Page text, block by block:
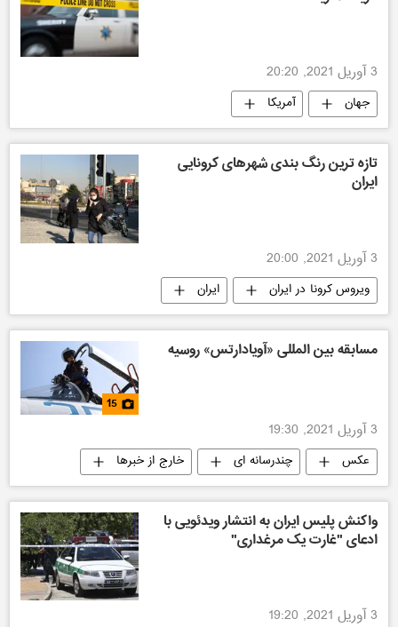
3 آوریل 2021, 20:20
جهان آمریکا
تازه ترین رنگ بندی شهرهای کرونایی
ایران
3 آوریل 2021, 20:00
ویروس کرونا در ایران ایران
مسابقه بین المللی «آویادارتس» روسیه
15
3 آوریل 2021, 19:30
عکس چندرسانه ای خارج از خبرها
واکنش پلیس ایران به انتشار ویدئویی با
ادعای "غارت یک مرغداری"
3 آوریل 2021, 19:20